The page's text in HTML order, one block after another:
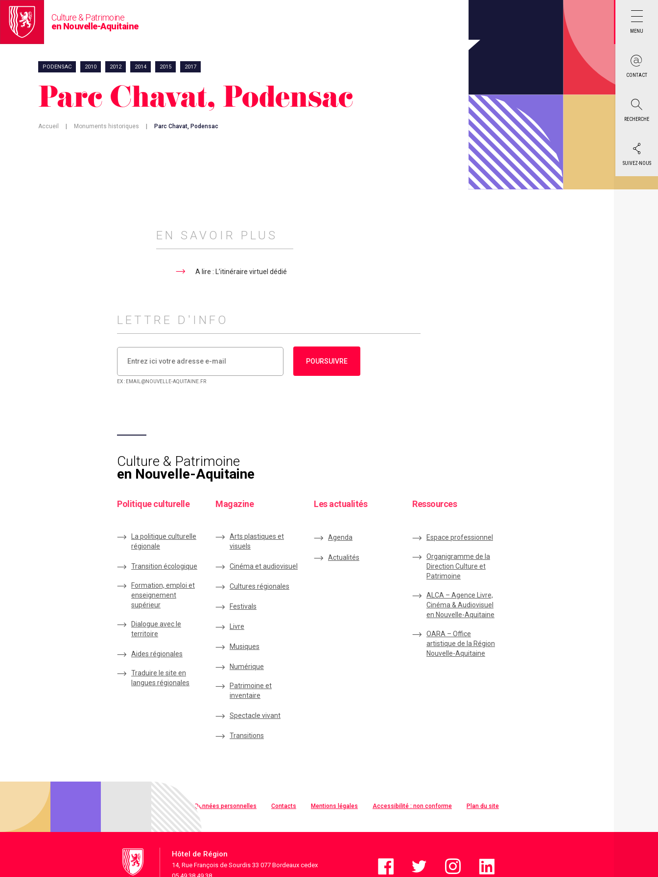
Culture & Patrimoine
en Nouvelle-Aquitaine
MENU
CONTACT
RECHERCHE
SUIVEZ-NOUS
PODENSAC 2010 2012 2014 2015 2017
Parc Chavat, Podensac
Accueil Monuments historiques Parc Chavat, Podensac
EN SAVOIR PLUS
A lire : L’itinéraire virtuel dédié
LETTRE D'INFO
POURSUIVRE
EX : EMAIL@NOUVELLE-AQUITAINE.FR
Culture & Patrimoine
en Nouvelle-Aquitaine
Politique culturelle
La politique culturelle
régionale
Transition écologique
Formation, emploi et
enseignement
supérieur
Dialogue avec le
territoire
Aides régionales
Traduire le site en
langues régionales
Magazine
Arts plastiques et
visuels
Cinéma et audiovisuel
Cultures régionales
Festivals
Livre
Musiques
Numérique
Patrimoine et
inventaire
Spectacle vivant
Transitions
Les actualités
Agenda
Actualités
Ressources
Espace professionnel
Organigramme de la
Direction Culture et
Patrimoine
ALCA – Agence Livre,
Cinéma & Audiovisuel
en Nouvelle-Aquitaine
OARA – Office
artistique de la Région
Nouvelle-Aquitaine
Qualité web Données personnelles Contacts Mentions légales Accessibilité : non conforme Plan du site
Hôtel de Région
14, Rue François de Sourdis 33 077 Bordeaux cedex